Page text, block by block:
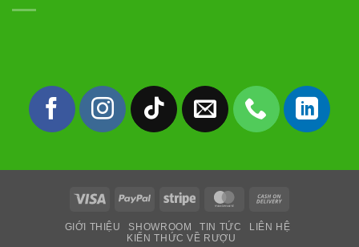
Visa PayPal Stripe MasterCard
Delivery
GIỚI THIỆU SHOWROOM TIN TỨC
LIÊN HỆ
KIẾN THỨC VỀ RƯỢU